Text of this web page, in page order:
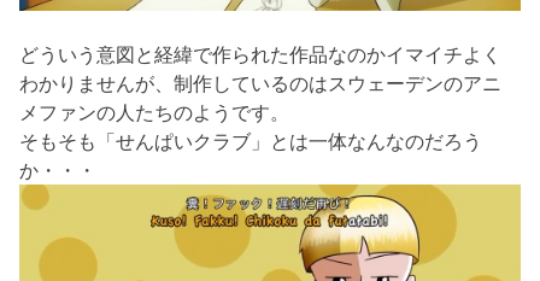
どういう意図と経緯で作られた作品なのかイマイチよく
わかりませんが、制作しているのはスウェーデンのアニ
メファンの人たちのようです。
そもそも「せんぱいクラブ」とは一体なんなのだろう
か・・・